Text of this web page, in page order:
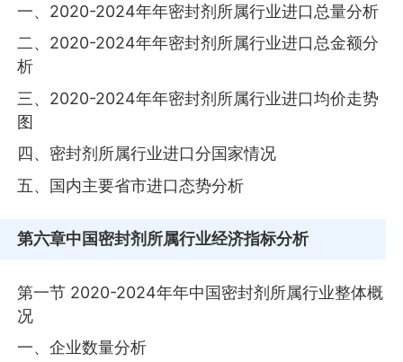
一、2020-2024年年密封剂所属行业进口总量分析
二、2020-2024年年密封剂所属行业进口总金额分
析
三、2020-2024年年密封剂所属行业进口均价走势
图
四、密封剂所属行业进口分国家情况
五、国内主要省市进口态势分析
第六章中国密封剂所属行业经济指标分析
第一节 2020-2024年年中国密封剂所属行业整体概
况
一、企业数量分析